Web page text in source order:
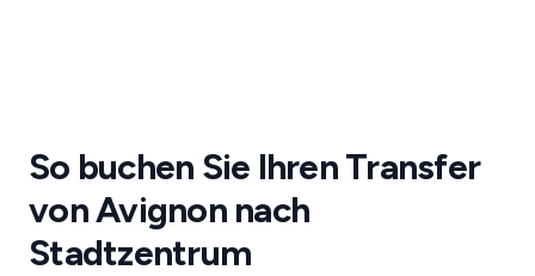
So buchen Sie Ihren Transfer
von Avignon nach
Stadtzentrum